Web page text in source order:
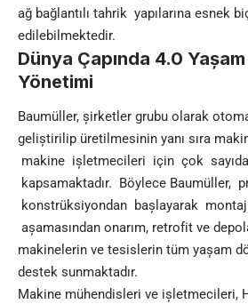
ağ bağlantılı tahrik yapılarına esnek
edilebilmektedir.
Dünya Çapında 4.0
Yönetimi
Baumüller, șirketler grubu olarak
geliștirilip üretilmesinin yanı sıra
makine ișletmecileri için çok
kapsamaktadır. Böylece Baumüller,
konstrüksiyondan bașlayarak
așamasından onarım, retrofit ve
makinelerin ve tesislerin tüm yașam
destek sunmaktadır.
Makine mühendisleri ve ișletmecileri,